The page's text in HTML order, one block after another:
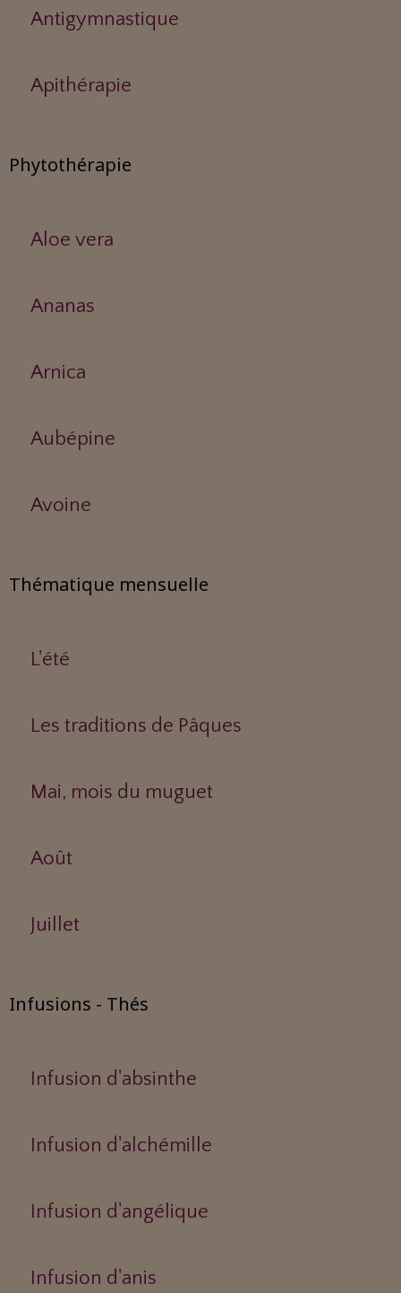
Antigymnastique
Apithérapie
Phytothérapie
Aloe vera
Ananas
Arnica
Aubépine
Avoine
Thématique mensuelle
L'été
Les traditions de Pâques
Mai, mois du muguet
Août
Juillet
Infusions - Thés
Infusion d'absinthe
Infusion d'alchémille
Infusion d'angélique
Infusion d'anis